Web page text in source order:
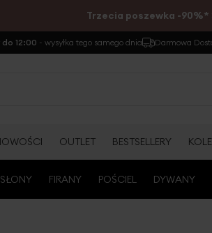
Trzecia poszewka -90%*
12:00 - wysyłka tego samego dnia Darmowa
OUTLET BESTSELLERY
FIRANY POŚCIEL DYWANY